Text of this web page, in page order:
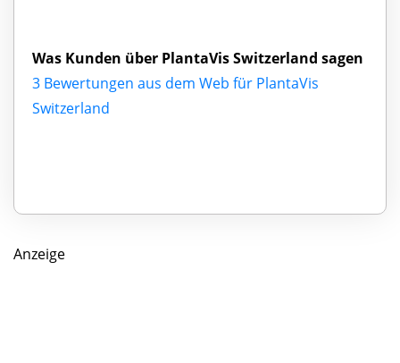
Was Kunden über PlantaVis Switzerland sagen
3 Bewertungen aus dem Web für PlantaVis
Switzerland
Anzeige